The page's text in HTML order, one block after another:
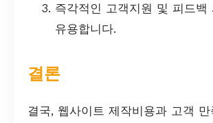
즉각적인 고객지원 및 피드백
유용합니다.
결론
결국, 웹사이트 제작비용과 고객 만